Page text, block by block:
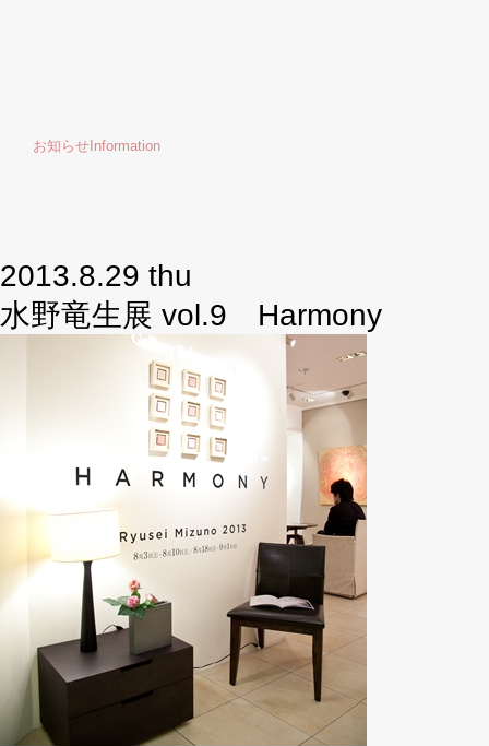
お知らせ Information
2013.8.29 thu
水野竜生展 vol.9 Harmony